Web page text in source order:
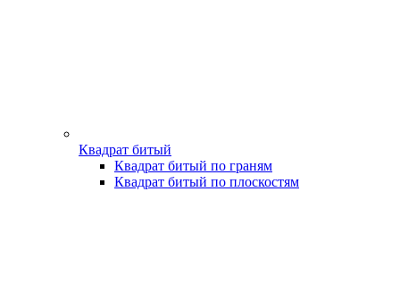
Квадрат битый
Квадрат битый по граням
Квадрат битый по плоскостям